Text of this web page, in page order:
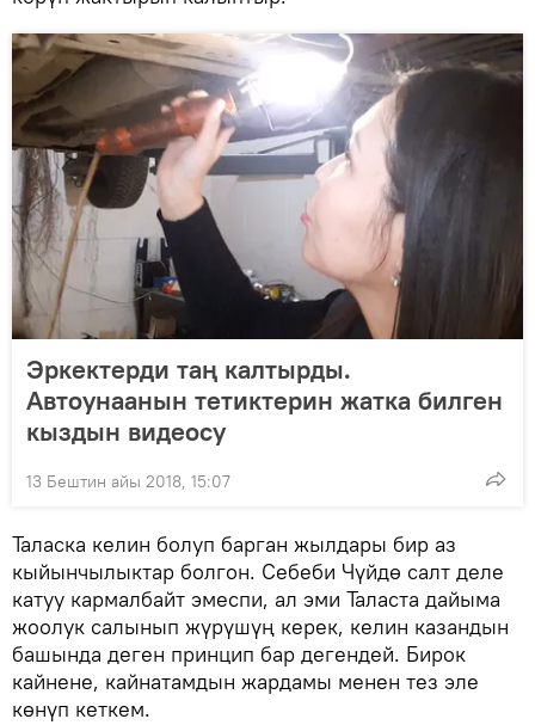
Эркектерди таң калтырды.
Автоунаанын тетиктерин жатка билген
кыздын видеосу
13 Бештин айы 2018, 15:07
Таласка келин болуп барган жылдары бир аз
кыйынчылыктар болгон. Себеби Чүйдө салт деле
катуу кармалбайт эмеспи, ал эми Таласта дайыма
жоолук салынып жүрүшүң керек, келин казандын
башында деген принцип бар дегендей. Бирок
кайнене, кайнатамдын жардамы менен тез эле
көнүп кеткем.